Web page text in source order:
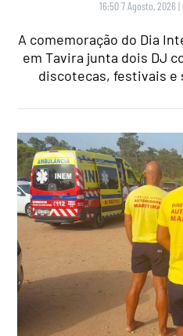
16:50 7 Agosto, 2026 |
A comemoração do Dia
em Tavira junta dois DJ
discotecas, festivais e